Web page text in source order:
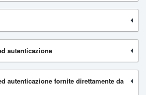
autenticazione
autenticazione fornite direttamente da